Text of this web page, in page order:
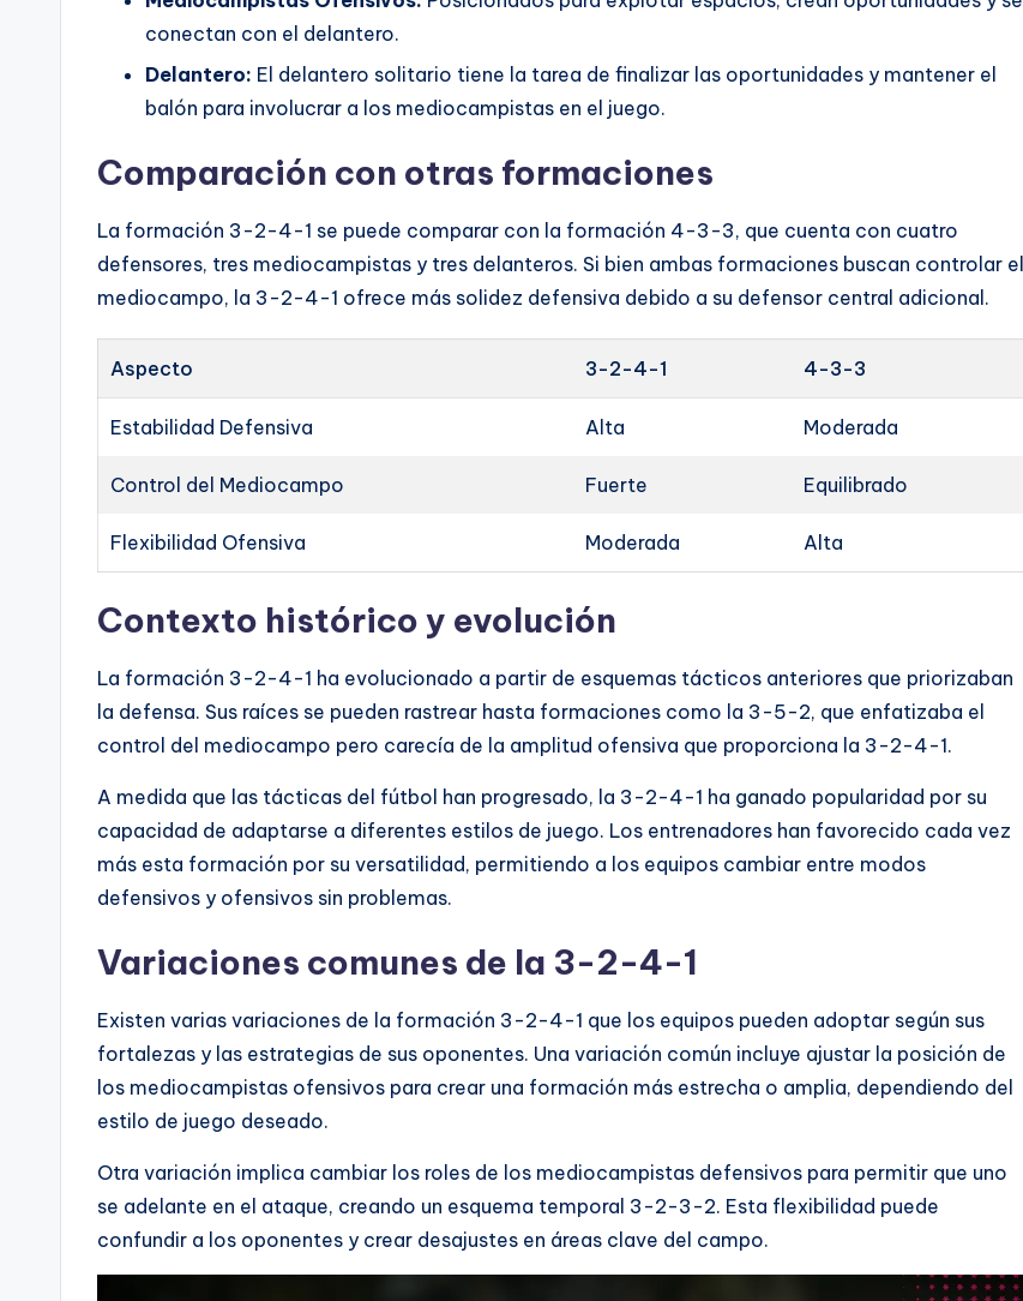
conectan con el delantero.
Delantero: El delantero solitario tiene la tarea de finalizar las oportunidades y mantener el
balón para involucrar a los mediocampistas en el juego.
Comparación con otras formaciones
La formación 3-2-4-1 se puede comparar con la formación 4-3-3, que cuenta con cuatro
defensores, tres mediocampistas y tres delanteros. Si bien ambas formaciones buscan controlar el
mediocampo, la 3-2-4-1 ofrece más solidez defensiva debido a su defensor central adicional.
Aspecto 3-2-4-1 4-3-3
Estabilidad Defensiva Alta Moderada
Control del Mediocampo Fuerte Equilibrado
Flexibilidad Ofensiva Moderada Alta
Contexto histórico y evolución
La formación 3-2-4-1 ha evolucionado a partir de esquemas tácticos anteriores que priorizaban
la defensa. Sus raíces se pueden rastrear hasta formaciones como la 3-5-2, que enfatizaba el
control del mediocampo pero carecía de la amplitud ofensiva que proporciona la 3-2-4-1.
A medida que las tácticas del fútbol han progresado, la 3-2-4-1 ha ganado popularidad por su
capacidad de adaptarse a diferentes estilos de juego. Los entrenadores han favorecido cada vez
más esta formación por su versatilidad, permitiendo a los equipos cambiar entre modos
defensivos y ofensivos sin problemas.
Variaciones comunes de la 3-2-4-1
Existen varias variaciones de la formación 3-2-4-1 que los equipos pueden adoptar según sus
fortalezas y las estrategias de sus oponentes. Una variación común incluye ajustar la posición de
los mediocampistas ofensivos para crear una formación más estrecha o amplia, dependiendo del
estilo de juego deseado.
Otra variación implica cambiar los roles de los mediocampistas defensivos para permitir que uno
se adelante en el ataque, creando un esquema temporal 3-2-3-2. Esta flexibilidad puede
confundir a los oponentes y crear desajustes en áreas clave del campo.